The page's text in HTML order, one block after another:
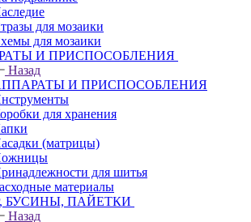
для мозаики
для мозаики
И ПРИСПОСОБЛЕНИЯ
Назад
И ПРИСПОСОБЛЕНИЯ
для хранения
(матрицы)
для шитья
материалы
БУСИНЫ, ПАЙЕТКИ
Назад